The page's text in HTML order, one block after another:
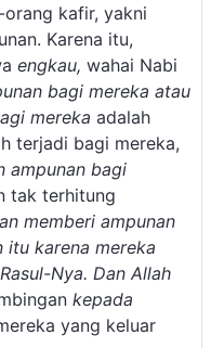
kafir, yakni
Karena itu,
engkau, wahai Nabi
bagi mereka atau
mereka adalah
terjadi bagi mereka,
ampunan bagi
tak terhitung
memberi ampunan
itu karena mereka
Nya. Dan Allah
kepada
yang keluar